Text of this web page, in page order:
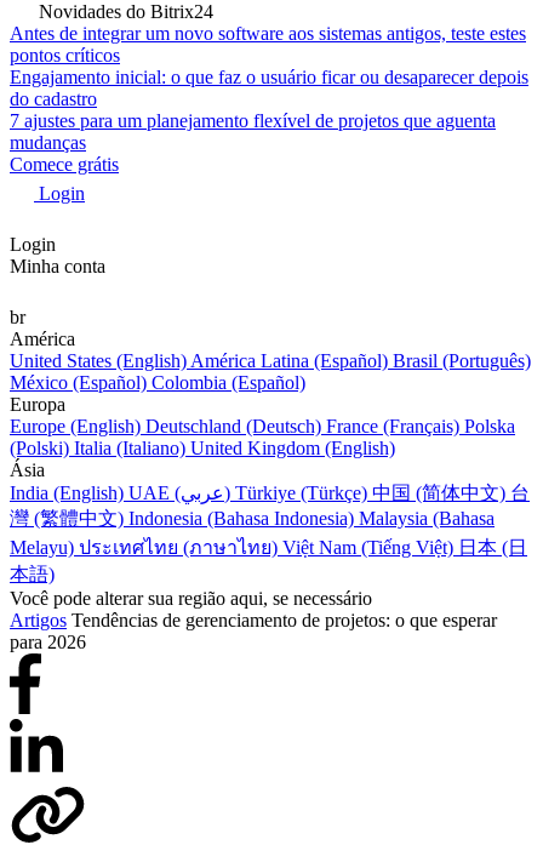
Novidades do Bitrix24
Antes de integrar um novo software aos sistemas antigos, teste estes
pontos críticos
Engajamento inicial: o que faz o usuário ficar ou desaparecer depois
do cadastro
7 ajustes para um planejamento flexível de projetos que aguenta
mudanças
Comece grátis
Login
Login
Minha conta
br
América
United States (English) América Latina (Español) Brasil (Português)
México (Español) Colombia (Español)
Europa
Europe (English) Deutschland (Deutsch) France (Français) Polska
(Polski) Italia (Italiano) United Kingdom (English)
Ásia
India (English)
UAE (عربي) Türkiye (Türkçe) 中国 (简体中文) 台
灣 (繁體中文) Indonesia (Bahasa Indonesia) Malaysia (Bahasa
Melayu) ประเทศไทย (ภาษาไทย) Việt Nam (Tiếng Việt) 日本 (日
本語)
Você pode alterar sua região aqui, se necessário
Artigos Tendências de gerenciamento de projetos: o que esperar
para 2026